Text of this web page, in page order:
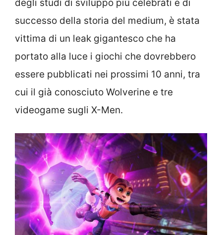
degli studi di sviluppo più celebrati e di
successo della storia del medium, è stata
vittima di un leak gigantesco che ha
portato alla luce i giochi che dovrebbero
essere pubblicati nei prossimi 10 anni, tra
cui il già conosciuto Wolverine e tre
videogame sugli X-Men.